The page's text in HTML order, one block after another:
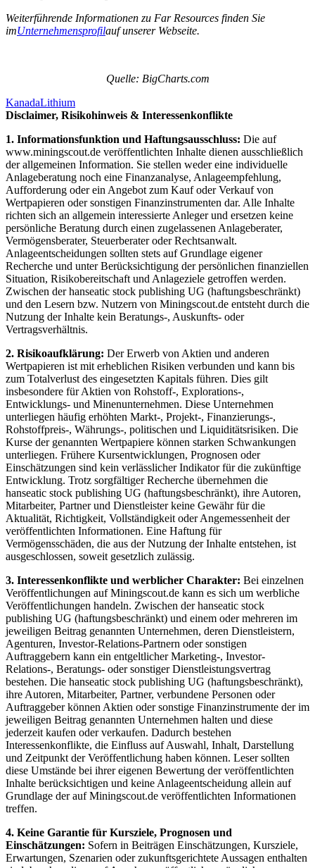
Weiterführende Informationen zu Far Resources finden Sie
imUnternehmensprofilauf unserer Webseite.
Quelle: BigCharts.com
KanadaLithium
Disclaimer, Risikohinweis & Interessenkonflikte
1. Informationsfunktion und Haftungsausschluss: Die auf
www.miningscout.de veröffentlichten Inhalte dienen ausschließlich
der allgemeinen Information. Sie stellen weder eine individuelle
Anlageberatung noch eine Finanzanalyse, Anlageempfehlung,
Aufforderung oder ein Angebot zum Kauf oder Verkauf von
Wertpapieren oder sonstigen Finanzinstrumenten dar. Alle Inhalte
richten sich an allgemein interessierte Anleger und ersetzen keine
persönliche Beratung durch einen zugelassenen Anlageberater,
Vermögensberater, Steuerberater oder Rechtsanwalt.
Anlageentscheidungen sollten stets auf Grundlage eigener
Recherche und unter Berücksichtigung der persönlichen finanziellen
Situation, Risikobereitschaft und Anlageziele getroffen werden.
Zwischen der hanseatic stock publishing UG (haftungsbeschränkt)
und den Lesern bzw. Nutzern von Miningscout.de entsteht durch die
Nutzung der Inhalte kein Beratungs-, Auskunfts- oder
Vertragsverhältnis.
2. Risikoaufklärung: Der Erwerb von Aktien und anderen
Wertpapieren ist mit erheblichen Risiken verbunden und kann bis
zum Totalverlust des eingesetzten Kapitals führen. Dies gilt
insbesondere für Aktien von Rohstoff-, Explorations-,
Entwicklungs- und Minenunternehmen. Diese Unternehmen
unterliegen häufig erhöhten Markt-, Projekt-, Finanzierungs-,
Rohstoffpreis-, Währungs-, politischen und Liquiditätsrisiken. Die
Kurse der genannten Wertpapiere können starken Schwankungen
unterliegen. Frühere Kursentwicklungen, Prognosen oder
Einschätzungen sind kein verlässlicher Indikator für die zukünftige
Entwicklung. Trotz sorgfältiger Recherche übernehmen die
hanseatic stock publishing UG (haftungsbeschränkt), ihre Autoren,
Mitarbeiter, Partner und Dienstleister keine Gewähr für die
Aktualität, Richtigkeit, Vollständigkeit oder Angemessenheit der
veröffentlichten Informationen. Eine Haftung für
Vermögensschäden, die aus der Nutzung der Inhalte entstehen, ist
ausgeschlossen, soweit gesetzlich zulässig.
3. Interessenkonflikte und werblicher Charakter: Bei einzelnen
Veröffentlichungen auf Miningscout.de kann es sich um werbliche
Veröffentlichungen handeln. Zwischen der hanseatic stock
publishing UG (haftungsbeschränkt) und einem oder mehreren im
jeweiligen Beitrag genannten Unternehmen, deren Dienstleistern,
Agenturen, Investor-Relations-Partnern oder sonstigen
Auftraggebern kann ein entgeltlicher Marketing-, Investor-
Relations-, Beratungs- oder sonstiger Dienstleistungsvertrag
bestehen. Die hanseatic stock publishing UG (haftungsbeschränkt),
ihre Autoren, Mitarbeiter, Partner, verbundene Personen oder
Auftraggeber können Aktien oder sonstige Finanzinstrumente der im
jeweiligen Beitrag genannten Unternehmen halten und diese
jederzeit kaufen oder verkaufen. Dadurch bestehen
Interessenkonflikte, die Einfluss auf Auswahl, Inhalt, Darstellung
und Zeitpunkt der Veröffentlichung haben können. Leser sollten
diese Umstände bei ihrer eigenen Bewertung der veröffentlichten
Inhalte berücksichtigen und keine Anlageentscheidung allein auf
Grundlage der auf Miningscout.de veröffentlichten Informationen
treffen.
4. Keine Garantie für Kursziele, Prognosen und
Einschätzungen: Sofern in Beiträgen Einschätzungen, Kursziele,
Erwartungen, Szenarien oder zukunftsgerichtete Aussagen enthalten